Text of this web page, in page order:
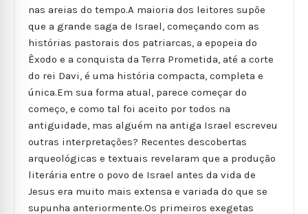
nas areias do tempo.A maioria dos leitores supõe
que a grande saga de Israel, começando com as
histórias pastorais dos patriarcas, a epopeia do
Êxodo e a conquista da Terra Prometida, até a corte
do rei Davi, é uma história compacta, completa e
única.Em sua forma atual, parece começar do
começo, e como tal foi aceito por todos na
antiguidade, mas alguém na antiga Israel escreveu
outras interpretações? Recentes descobertas
arqueológicas e textuais revelaram que a produção
literária entre o povo de Israel antes da vida de
Jesus era muito mais extensa e variada do que se
supunha anteriormente.Os primeiros exegetas